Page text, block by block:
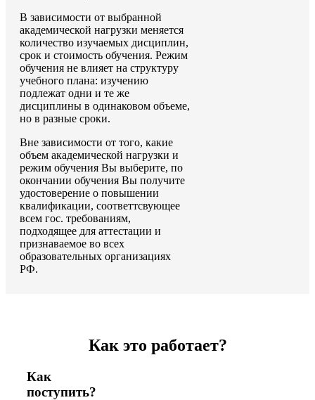
В зависимости от выбранной
академической нагрузки меняется
количество изучаемых дисциплин,
срок и стоимость обучения. Режим
обучения не влияет на структуру
учебного плана: изучению
подлежат одни и те же
дисциплины в одинаковом объеме,
но в разные сроки.
Вне зависимости от того, какие
объем академической нагрузки и
режим обучения Вы выберите, по
окончании обучения Вы получите
удостоверение о повышении
квалификации, соответтсвующее
всем гос. требованиям,
подходящее для аттестации и
признаваемое во всех
образовательных организациях
РФ.
Как это работает?
Как
поступить?